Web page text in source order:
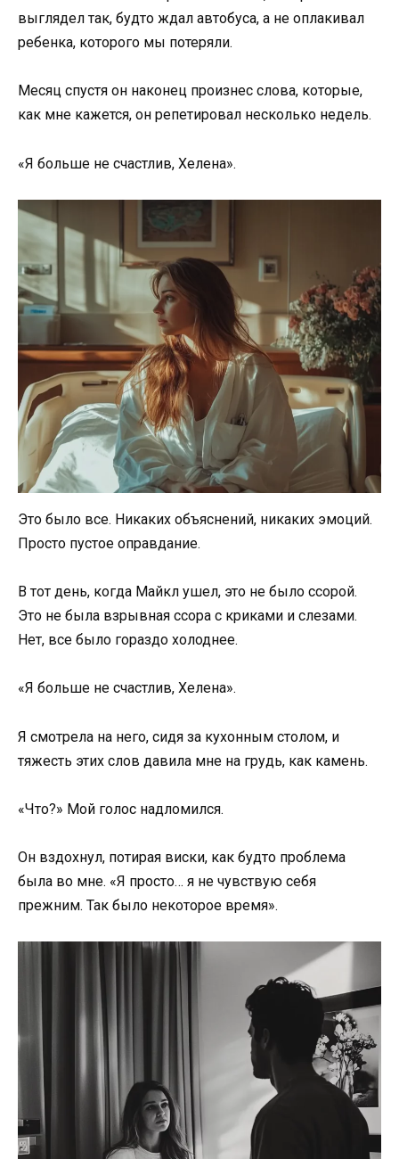
выглядел так, будто ждал автобуса, а не оплакивал
ребенка, которого мы потеряли.
Месяц спустя он наконец произнес слова, которые,
как мне кажется, он репетировал несколько недель.
«Я больше не счастлив, Хелена».
Это было все. Никаких объяснений, никаких эмоций.
Просто пустое оправдание.
В тот день, когда Майкл ушел, это не было ссорой.
Это не была взрывная ссора с криками и слезами.
Нет, все было гораздо холоднее.
«Я больше не счастлив, Хелена».
Я смотрела на него, сидя за кухонным столом, и
тяжесть этих слов давила мне на грудь, как камень.
«Что?» Мой голос надломился.
Он вздохнул, потирая виски, как будто проблема
была во мне. «Я просто… я не чувствую себя
прежним. Так было некоторое время».